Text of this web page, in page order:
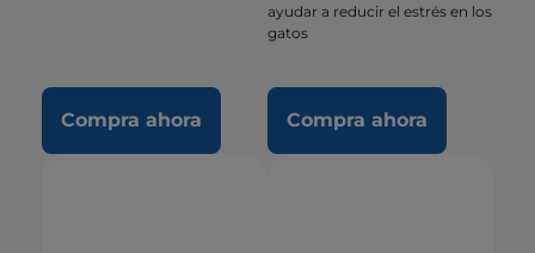
Compra ahora
ayudar a reducir el estrés en los
gatos
Compra ahora